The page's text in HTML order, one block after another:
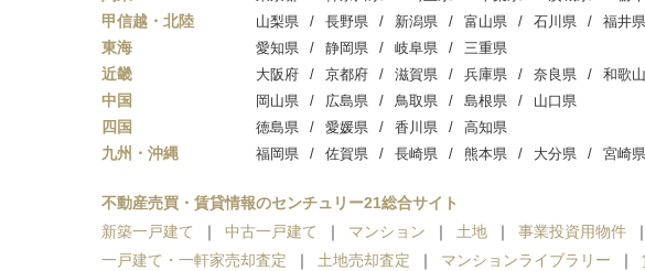
甲信越・北陸 山梨県 長野県 新潟県 富山県 石川県 福井県
東海 愛知県 静岡県 岐阜県 三重県
近畿 大阪府 京都府 滋賀県 兵庫県 奈良県 和歌
中国 岡山県 広島県 鳥取県 島根県 山口県
四国 徳島県 愛媛県 香川県 高知県
九州・沖縄 福岡県 佐賀県 長崎県 熊本県 大分県 宮崎県
不動産売買・賃貸情報のセンチュリー21総合サイト
新築一戸建て
中古一戸建て マンション 土地 事業投資用物件
一戸建て・一軒家売却査定
土地売却査定 マンションライブラリー